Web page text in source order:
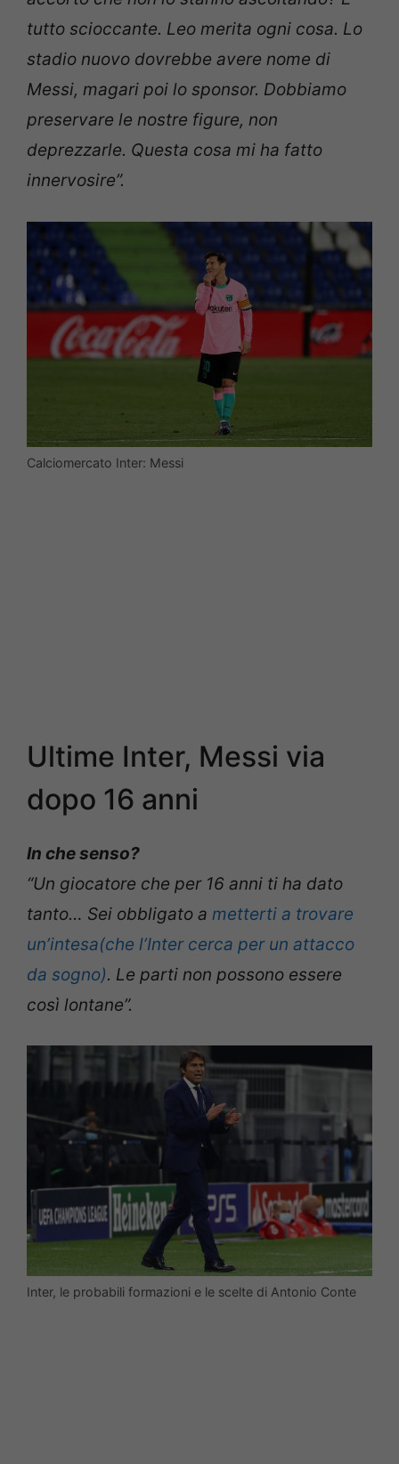
tutto scioccante. Leo merita ogni cosa. Lo
stadio nuovo dovrebbe avere nome di
Messi, magari poi lo sponsor. Dobbiamo
preservare le nostre figure, non
deprezzarle. Questa cosa mi ha fatto
innervosire”.
Calciomercato Inter: Messi
Ultime Inter, Messi via
dopo 16 anni
In che senso?
“Un giocatore che per 16 anni ti ha dato
tanto… Sei obbligato a metterti a trovare
un’intesa(che l’Inter cerca per un attacco
da sogno). Le parti non possono essere
così lontane”.
Inter, le probabili formazioni e le scelte di Antonio Conte